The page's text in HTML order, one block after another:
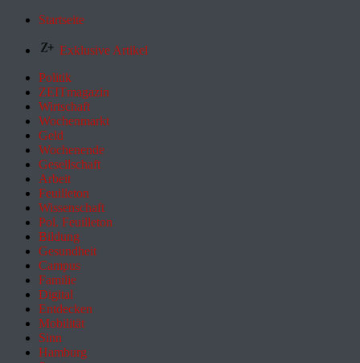
Startseite
Exklusive Artikel
Politik
ZEITmagazin
Wirtschaft
Wochenmarkt
Geld
Wochenende
Gesellschaft
Arbeit
Feuilleton
Wissenschaft
Pol. Feuilleton
Bildung
Gesundheit
Campus
Familie
Digital
Entdecken
Mobilität
Sinn
Hamburg